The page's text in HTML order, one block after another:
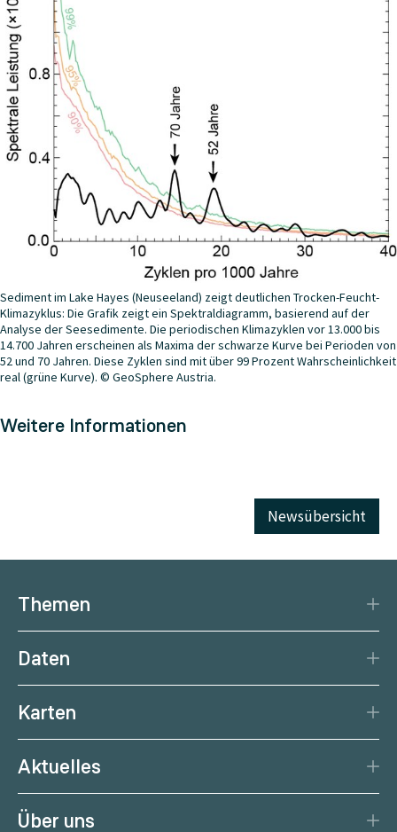
Sediment im Lake Hayes (Neuseeland) zeigt deutlichen Trocken-Feucht-
Klimazyklus: Die Grafik zeigt ein Spektraldiagramm, basierend auf der
Analyse der Seesedimente. Die periodischen Klimazyklen vor 13.000 bis
14.700 Jahren erscheinen als Maxima der schwarze Kurve bei Perioden von
52 und 70 Jahren. Diese Zyklen sind mit über 99 Prozent Wahrscheinlichkeit
real (grüne Kurve). © GeoSphere Austria.
Weitere Informationen
Newsübersicht
Themen
Klima
Daten
Datenzentrum
Karten
Aktuelles Wetter
Wetterprognose
Aktuelles
News
Über uns